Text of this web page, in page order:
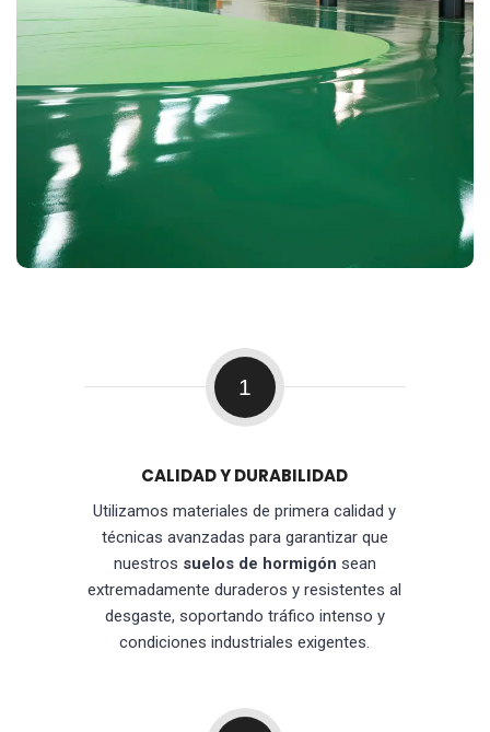
1
CALIDAD Y DURABILIDAD
Utilizamos materiales de primera calidad y
técnicas avanzadas para garantizar que
nuestros suelos de hormigón sean
extremadamente duraderos y resistentes al
desgaste, soportando tráfico intenso y
condiciones industriales exigentes.